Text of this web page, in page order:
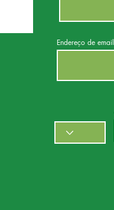
Endereço de email